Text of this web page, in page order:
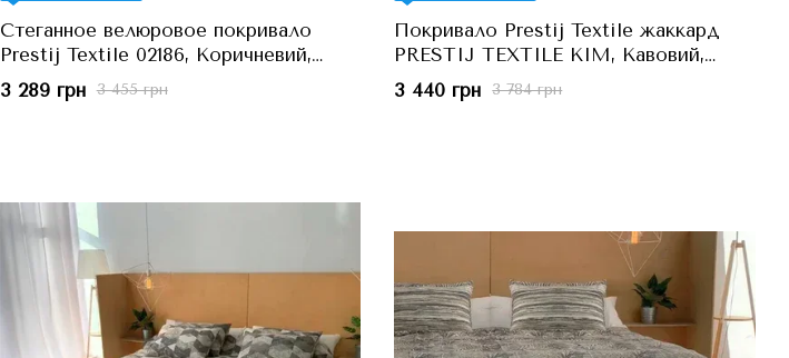
Стеганное велюровое покривало
Prestij Textile 02186, Коричневий,
230x250 см, Євро
3 455 грн
3 289 грн
Покривало Prestij Textile жаккард
PRESTIJ TEXTILE KIM, Кавовий,
160x210 см, Полуторний
3 784 грн
3 440 грн